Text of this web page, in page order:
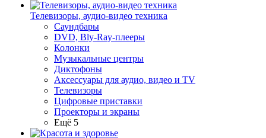
Телевизоры, аудио-видео техника
Саундбары
DVD, Bly-Ray-плееры
Колонки
Музыкальные центры
Диктофоны
Аксессуары для аудио, видео и TV
Телевизоры
Цифровые приставки
Проекторы и экраны
Ещё 5